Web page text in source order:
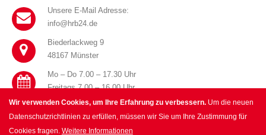
Wir verwenden Cookies, um Ihre Erfahrung zu verbessern. Um die neuen
Datenschutzrichtlinien zu erfüllen, müssen wir Sie um Ihre Zustimmung für
Cookies fragen. Weitere Informationen
Unsere E-Mail Adresse:
info@hrb24.de
Biederlackweg 9
48167 Münster
Mo – Do 7.00 – 17.30 Uhr
Freitags 7.00 – 16.00 Uhr